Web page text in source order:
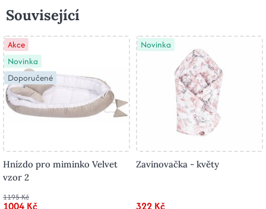
Související
Akce
Novinka
Doporučené
Hnízdo pro miminko Velvet
vzor 2
1195 Kč
Novinka
Zavinovačka - květy